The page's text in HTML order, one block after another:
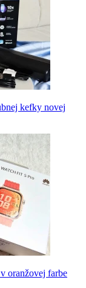
kefky novej
oranžovej farbe